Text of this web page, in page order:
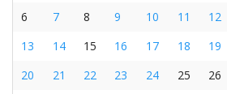
6
7 8 9 10 11
12
13
14 15 16 17 18
19
20
21 22 23 24 25
26